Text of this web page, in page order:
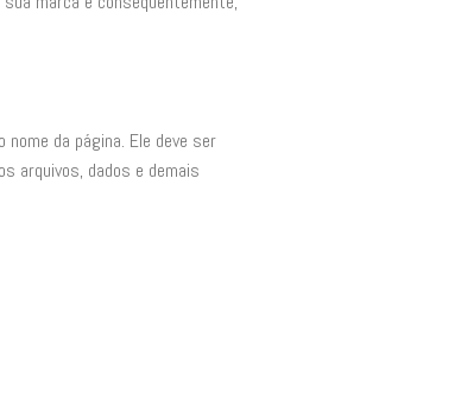
da página. Ele deve ser
arquivos, dados e demais